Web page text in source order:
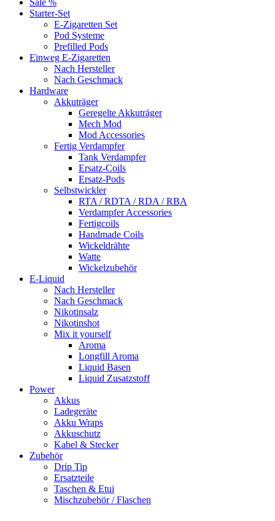
Starter-Set
E-Zigaretten Set
Pod Systeme
Prefilled Pods
Einweg E-Zigaretten
Nach Hersteller
Nach Geschmack
Hardware
Akkuträger
Geregelte Akkuträger
Mech Mod
Mod Accessories
Fertig Verdampfer
Tank Verdampfer
Ersatz-Coils
Ersatz-Pods
Selbstwickler
RTA / RDTA / RDA / RBA
Verdampfer Accessories
Fertigcoils
Handmade Coils
Wickeldrähte
Watte
Wickelzubehör
E-Liquid
Nach Hersteller
Nach Geschmack
Nikotinsalz
Nikotinshot
Mix it yourself
Aroma
Longfill Aroma
Liquid Basen
Liquid Zusatzstoff
Power
Akkus
Ladegeräte
Akku Wraps
Akkuschutz
Kabel & Stecker
Zubehör
Drip Tip
Ersatzteile
Taschen & Etui
Mischzubehör / Flaschen